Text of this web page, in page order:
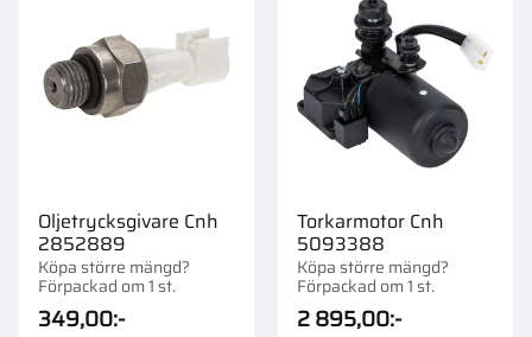
Oljetrycksgivare Cnh
2852889
Köpa större mängd?
Förpackad om 1 st.
349,00:-
Torkarmotor Cnh
5093388
Köpa större mängd?
Förpackad om 1 st.
2 895,00:-